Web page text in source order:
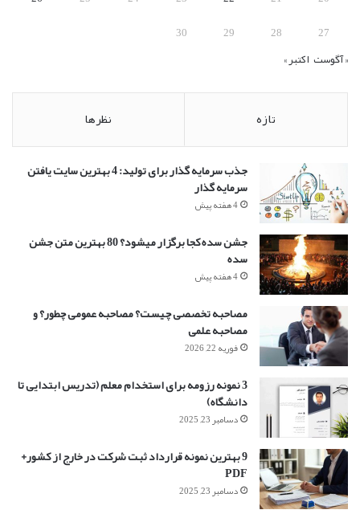
27
28
29
30
« آگوست اکتبر »
تازه نظرها
جذب سرمایه گذار برای تولید: 4 بهترین سایت یافتن
سرمایه گذار
4 هفته پیش
جشن سده کجا برگزار میشود؟ 80 بهترین متن جشن
سده
4 هفته پیش
مصاحبه تخصصی چیست؟ مصاحبه عمومی چطور؟ و
مصاحبه علمی
فوریه 22, 2026
3 نمونه رزومه برای استخدام معلم (تدریس ابتدایی تا
دانشگاه)
دسامبر 23, 2025
9 بهترین نمونه قرارداد ثبت شرکت در خارج از کشور+
PDF
دسامبر 23, 2025